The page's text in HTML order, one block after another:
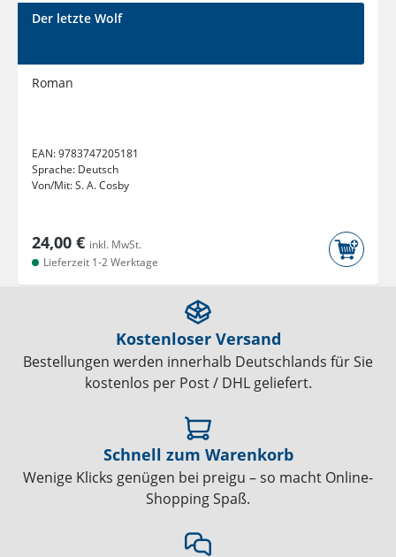
Der letzte Wolf
Roman
EAN:9783747205181
Sprache: Deutsch
Von/Mit:S. A. Cosby
24,00 € inkl. MwSt.
Lieferzeit 1-2 Werktage
Kostenloser Versand
Bestellungen werden innerhalb Deutschlands für Sie
kostenlos per Post / DHL geliefert.
Schnell zum Warenkorb
Wenige Klicks genügen bei preigu – so macht Online-
Shopping Spaß.